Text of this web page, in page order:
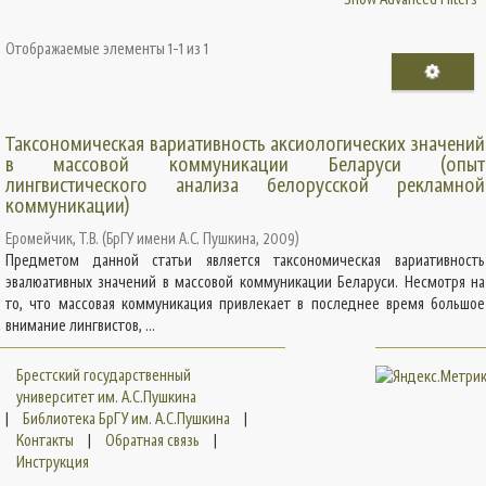
Отображаемые элементы 1-1 из 1
Таксономическая вариативность аксиологических значений
в массовой коммуникации Беларуси (опыт
лингвистического анализа белорусской рекламной
коммуникации)
Еромейчик, Т.В. (БрГУ имени А.С. Пушкина, 2009)
Предметом данной статьи является таксономическая вариативность
эвалюативных значений в массовой коммуникации Беларуси. Несмотря на
то, что массовая коммуникация привлекает в последнее время большое
внимание лингвистов, ...
Брестский государственный
университет им. А.С.Пушкина
|
Библиотека БрГУ им. А.С.Пушкина
|
Контакты
| Обратная связь
|
Инструкция